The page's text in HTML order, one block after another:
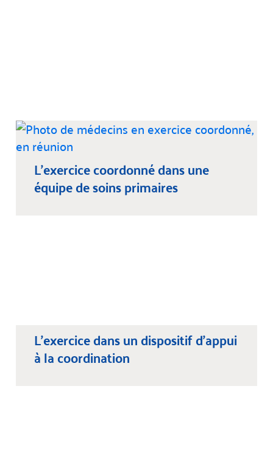
L’exercice coordonné dans une
équipe de soins primaires
L’exercice dans un dispositif d’appui
à la coordination